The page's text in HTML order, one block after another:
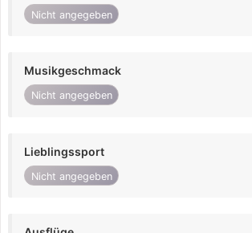
Nicht angegeben
Musikgeschmack
Nicht angegeben
Lieblingssport
Nicht angegeben